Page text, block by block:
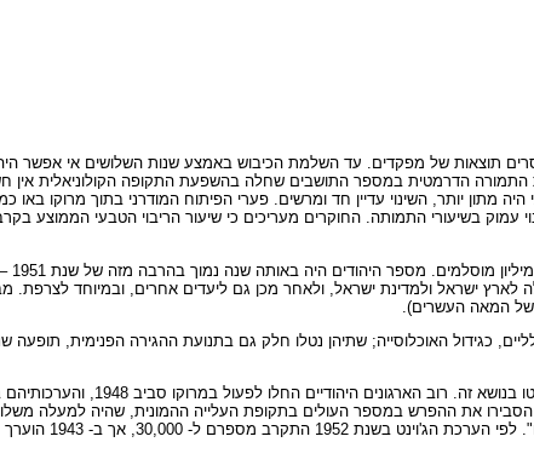
תוצאות של מפקדים. עד השלמת הכיבוש באמצע שנות השלושים אי אפשר
לאמינים במיוחד. מדויק יותר היה כנראה המפקד שנערך בשנת 1951. ואולם, לשם הדגמת התמורה הדרמטית במספר התושבים שחלה בהשפעת
כשלושים שנה, מהמפקד הראשון (1921) ועד האחרון (1951) ואף אם הגידול האמיתי היה מתון יותר, השינוי עדיין חד ומרשים. פערי הפיתוח
בשיעורי התמותה. החוקרים מעריכים כי שיעור הריבוי הטבעי הממוצע
מ- 1947 החלו היהודים בתנועה של הגירה חיצונית, תחילה לארץ ישראל ולמדינת ישראל, ולאחר מכן גם ליעדים אחרים,
של המאה העשרים).
כגידול האוכלוסייה; שתיהן נטלו חלק גם בתנועת ההגירה הפנימית,
הסבירו את ההפרש במספר העולים בתקופת העלייה ההמונית, שהיה למעלה